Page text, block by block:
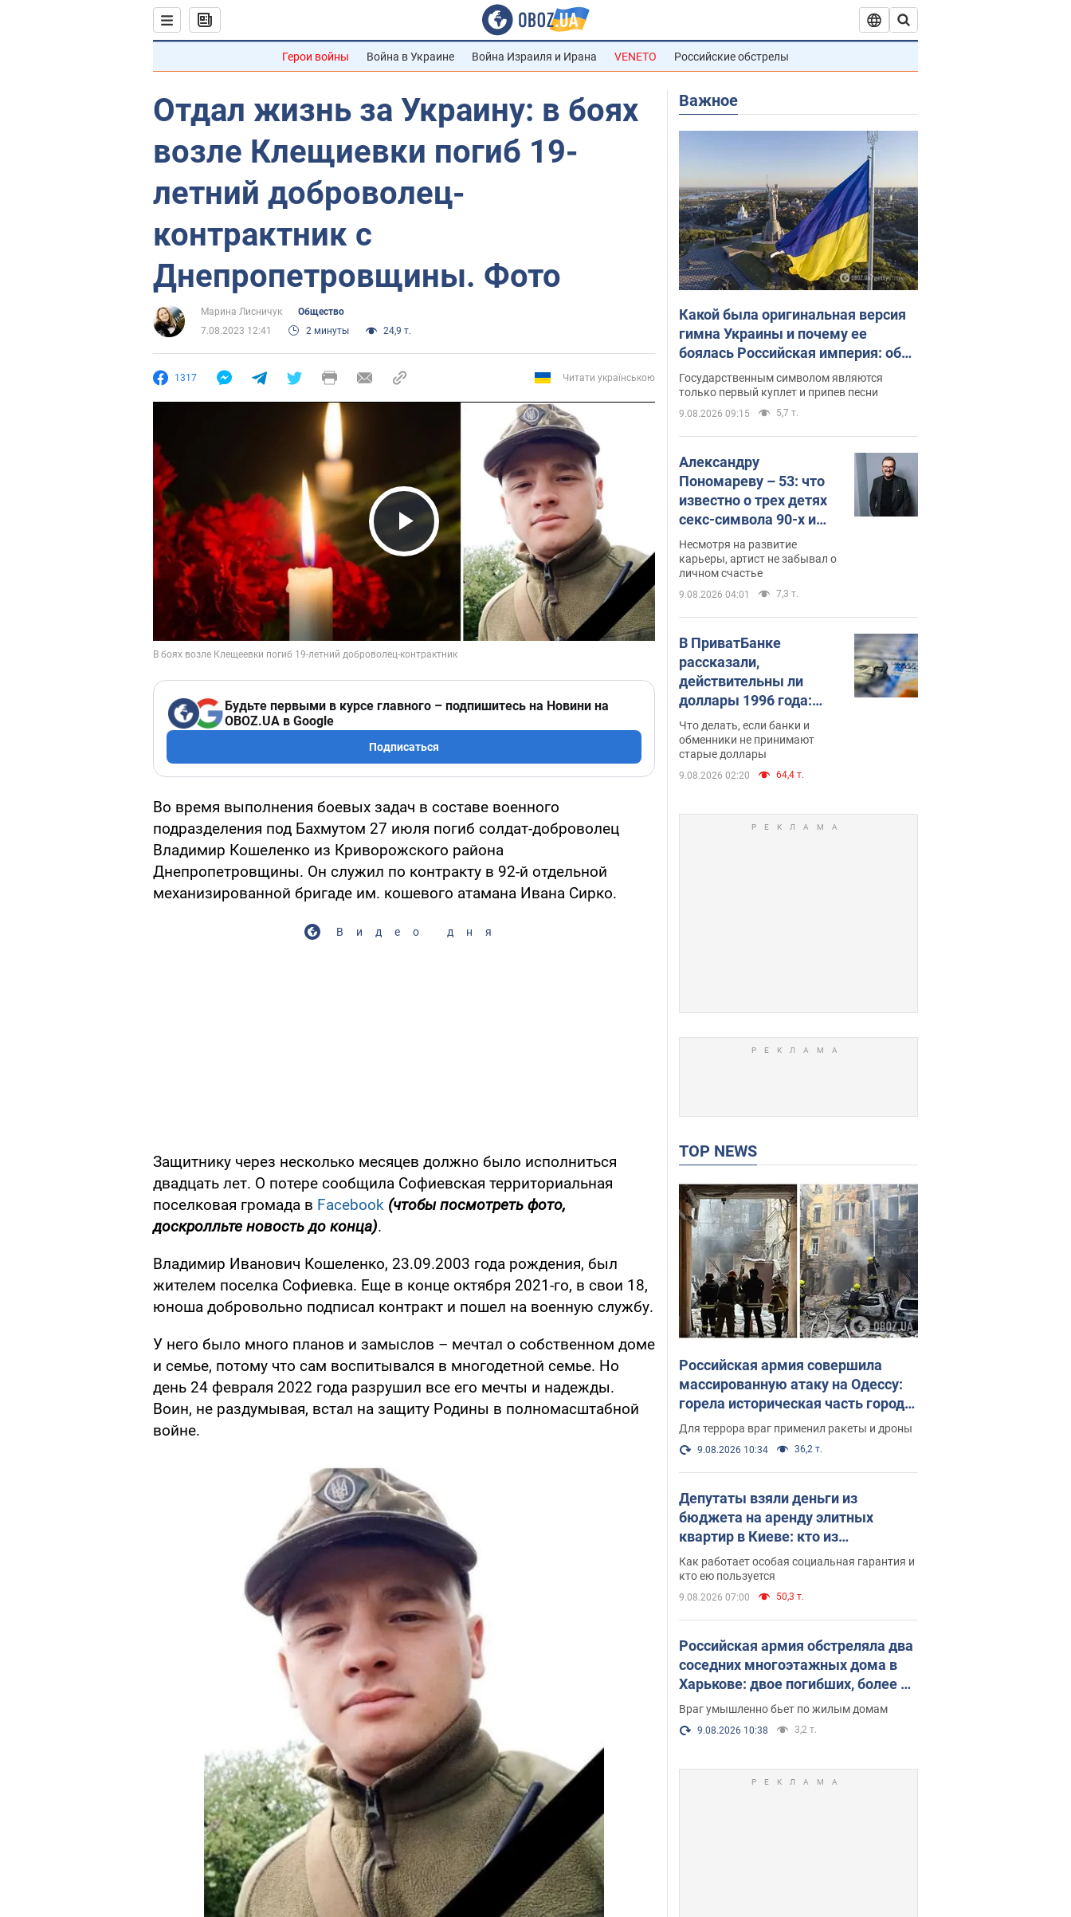
Герои войны Война в Украине Война Израиля и Ирана VENETO Российские обстрелы
Отдал жизнь за Украину: в боях
возле Клещиевки погиб 19-
летний доброволец-
контрактник с
Днепропетровщины. Фото
Марина Лисничук
Общество
7.08.2023 12:41
2 минуты 24,9 т.
1317 Читати українською
Play Video
Будьте первыми в курсе главного – подпишитесь на Новини на
OBOZ.UA в Google
Подписаться
Во время выполнения боевых задач в составе военного
подразделения под Бахмутом 27 июля погиб солдат-доброволец
Владимир Кошеленко из Криворожского района
Днепропетровщины. Он служил по контракту в 92-й отдельной
механизированной бригаде им. кошевого атамана Ивана Сирко.
Видео дня
Защитнику через несколько месяцев должно было исполниться
двадцать лет. О потере сообщила Софиевская территориальная
поселковая громада в Facebook (чтобы посмотреть фото,
доскролльте новость до конца).
Владимир Иванович Кошеленко, 23.09.2003 года рождения, был
жителем поселка Софиевка. Еще в конце октября 2021-го, в свои 18,
юноша добровольно подписал контракт и пошел на военную службу.
У него было много планов и замыслов – мечтал о собственном доме
и семье, потому что сам воспитывался в многодетной семье. Но
день 24 февраля 2022 года разрушил все его мечты и надежды.
Воин, не раздумывая, встал на защиту Родины в полномасштабной
войне.
Важное
Какой была оригинальная версия
гимна Украины и почему ее
боялась Российская империя: об
этом не рассказывают в школе
Государственным символом являются
только первый куплет и припев песни
9.08.2026 09:15 5,7 т.
Александру
Пономареву – 53: что
известно о трех детях
секс-символа 90-х и
как они выглядят
Несмотря на развитие
карьеры, артист не забывал о
личном счастье
9.08.2026 04:01 7,3 т.
В ПриватБанке
рассказали,
действительны ли
доллары 1996 года:
принимают ли
обменники и банки
такие купюры
Что делать, если банки и
обменники не принимают
старые доллары
9.08.2026 02:20 64,4 т.
TOP NEWS
Российская армия совершила
массированную атаку на Одессу:
горела историческая часть города,
есть пострадавшие. Фото и видео
Для террора враг применил ракеты и дроны
9.08.2026 10:34 36,2 т.
Депутаты взяли деньги из
бюджета на аренду элитных
квартир в Киеве: кто из
парламентариев просил средства
и где поселился
Как работает особая социальная гарантия и
кто ею пользуется
9.08.2026 07:00 50,3 т.
Российская армия обстреляла два
соседних многоэтажных дома в
Харькове: двое погибших, более 20
пострадавших
Враг умышленно бьет по жилым домам
9.08.2026 10:38 3,2 т.